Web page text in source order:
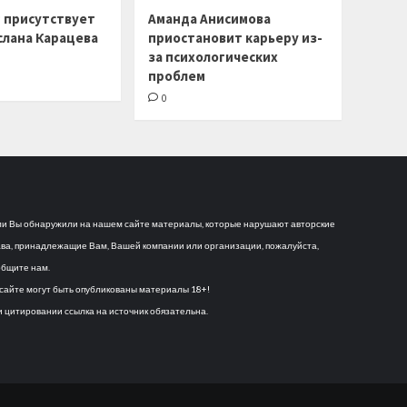
Карацева
Аманда Анисимова
приостановит карьеру из-
за психологических
проблем
0
Вы обнаружили на нашем сайте материалы, которые нарушают авторские
принадлежащие Вам, Вашей компании или организации, пожалуйста,
нам.
могут быть опубликованы материалы 18+!
цитировании ссылка на источник обязательна.